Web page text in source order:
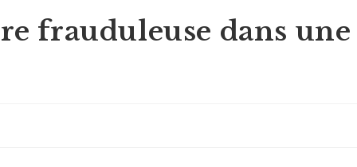
frauduleuse dans une